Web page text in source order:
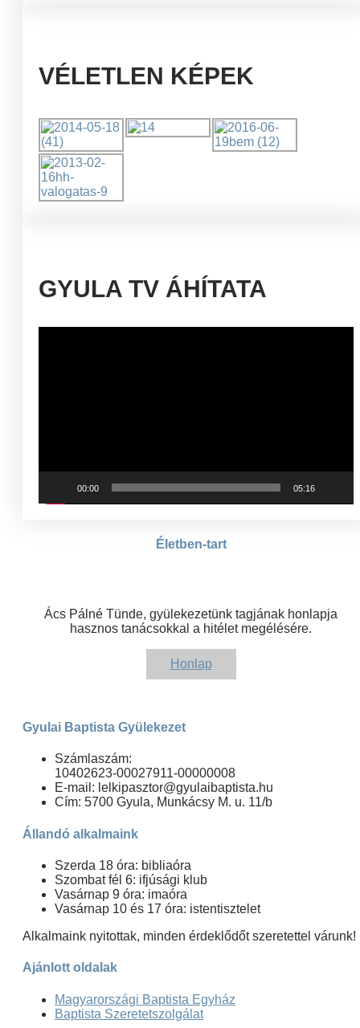
VÉLETLEN KÉPEK
GYULA TV ÁHÍTATA
00:00 05:16
Életben-tart
Ács Pálné Tünde, gyülekezetünk tagjának honlapja
hasznos tanácsokkal a hitélet megélésére.
Honlap
Gyulai Baptista Gyülekezet
Számlaszám:
10402623-00027911-00000008
E-mail: lelkipasztor@gyulaibaptista.hu
Cím: 5700 Gyula, Munkácsy M. u. 11/b
Állandó alkalmaink
Szerda 18 óra: bibliaóra
Szombat fél 6: ifjúsági klub
Vasárnap 9 óra: imaóra
Vasárnap 10 és 17 óra: istentisztelet
Alkalmaink nyitottak, minden érdeklődőt szeretettel várunk!
Ajánlott oldalak
Magyarországi Baptista Egyház
Baptista Szeretetszolgálat